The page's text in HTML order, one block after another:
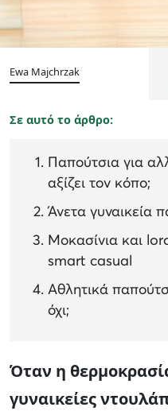
Ewa Majchrzak
Σε αυτό το άρθρο:
Παπούτσια για
αξίζει τον κόπο;
Άνετα γυναικεία
Μοκασίνια και
smart casual
Αθλητικά
όχι;
Όταν η
γυναικείες